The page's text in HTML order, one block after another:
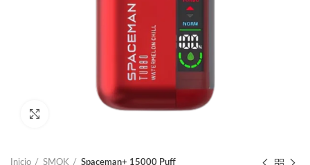
Inicio SMOK Spaceman+ 15000 Puff